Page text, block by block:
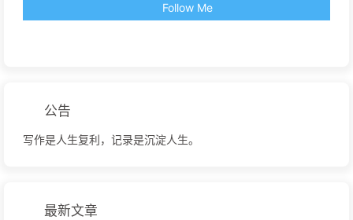
Follow Me
公告
写作是人生复利，记录是沉淀人生。
最新文章